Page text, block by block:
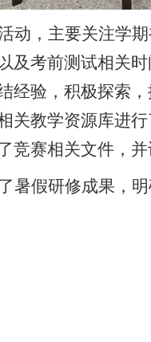
动，主要关注学
及考前测试相关
经验，积极探索
关教学资源库进
赛相关文件，
暑假研修成果，